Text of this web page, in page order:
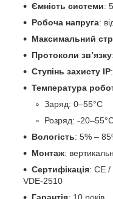
Ємність системи:
Робоча напруга:
Максимальний
Протоколи зв’язку
Ступінь захисту IP
Температура
Заряд: 0–55°C
Розряд: -
Вологість: 5% –
Монтаж:
Сертифікація: CE
VDE-2510
Гарантія: 10 років